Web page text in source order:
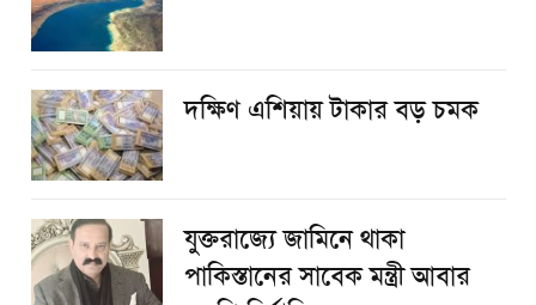
দক্ষিণ এশিয়ায় টাকার বড় চমক
যুক্তরাজ্যে জামিনে থাকা
পাকিস্তানের সাবেক মন্ত্রী আবার